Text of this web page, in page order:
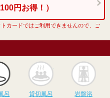
円お得！）
カードではご利用できませんので、ご
露天風呂
呂
貸切風呂
貸切風呂 岩盤浴